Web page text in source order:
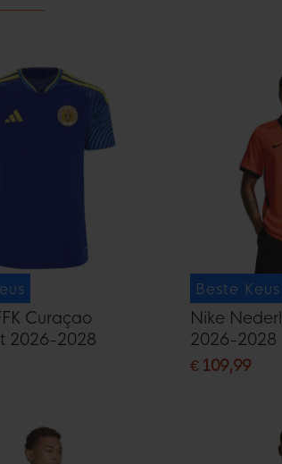
Curaçao
Thuisshirt 2026-2028
Beste Keus
Nike
2026-2028
€ 109,99